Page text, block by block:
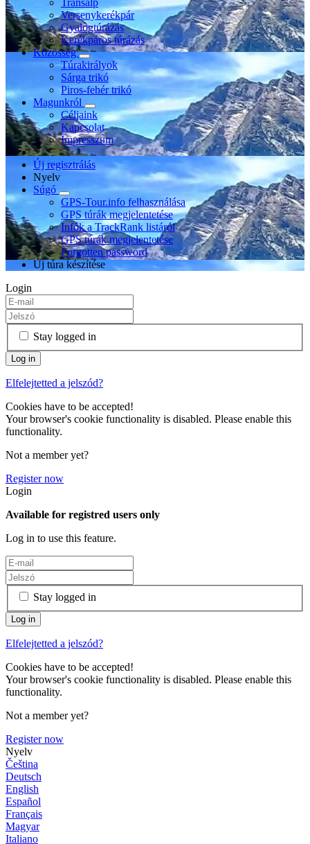
Transalp
Versenykerékpár
Gyalogtúrázás
Kerékpáros túrázás
Közösség
Túrakirályok
Sárga trikó
Piros-fehér trikó
Magunkról
Céljaink
Kapcsolat
Impresszum
Új regisztrálás
Nyelv
Súgó
GPS-Tour.info felhasználása
GPS túrák megjelentetése
Infók a TrackRank listáról
GPS túrák megjelentetése
Forgotten password
Új túra készítése
Login
Stay logged in
Elfelejtetted a jelszód?
Cookies have to be accepted!
Your browser's cookie functionality is disabled. Please enable this
functionality.
Not a member yet?
Register now
Login
Available for registred users only
Log in to use this feature.
Stay logged in
Elfelejtetted a jelszód?
Cookies have to be accepted!
Your browser's cookie functionality is disabled. Please enable this
functionality.
Not a member yet?
Register now
Nyelv
Čeština
Deutsch
English
Español
Français
Magyar
Italiano